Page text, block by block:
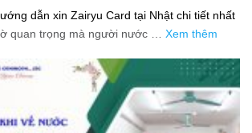
dẫn xin Zairyu Card tại Nhật chi tiết nhất
quan trọng mà người nước … Xem thêm